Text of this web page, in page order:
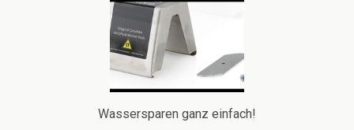
Wassersparen ganz einfach!